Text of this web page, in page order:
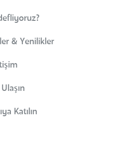
& Yenilikler
Katılın